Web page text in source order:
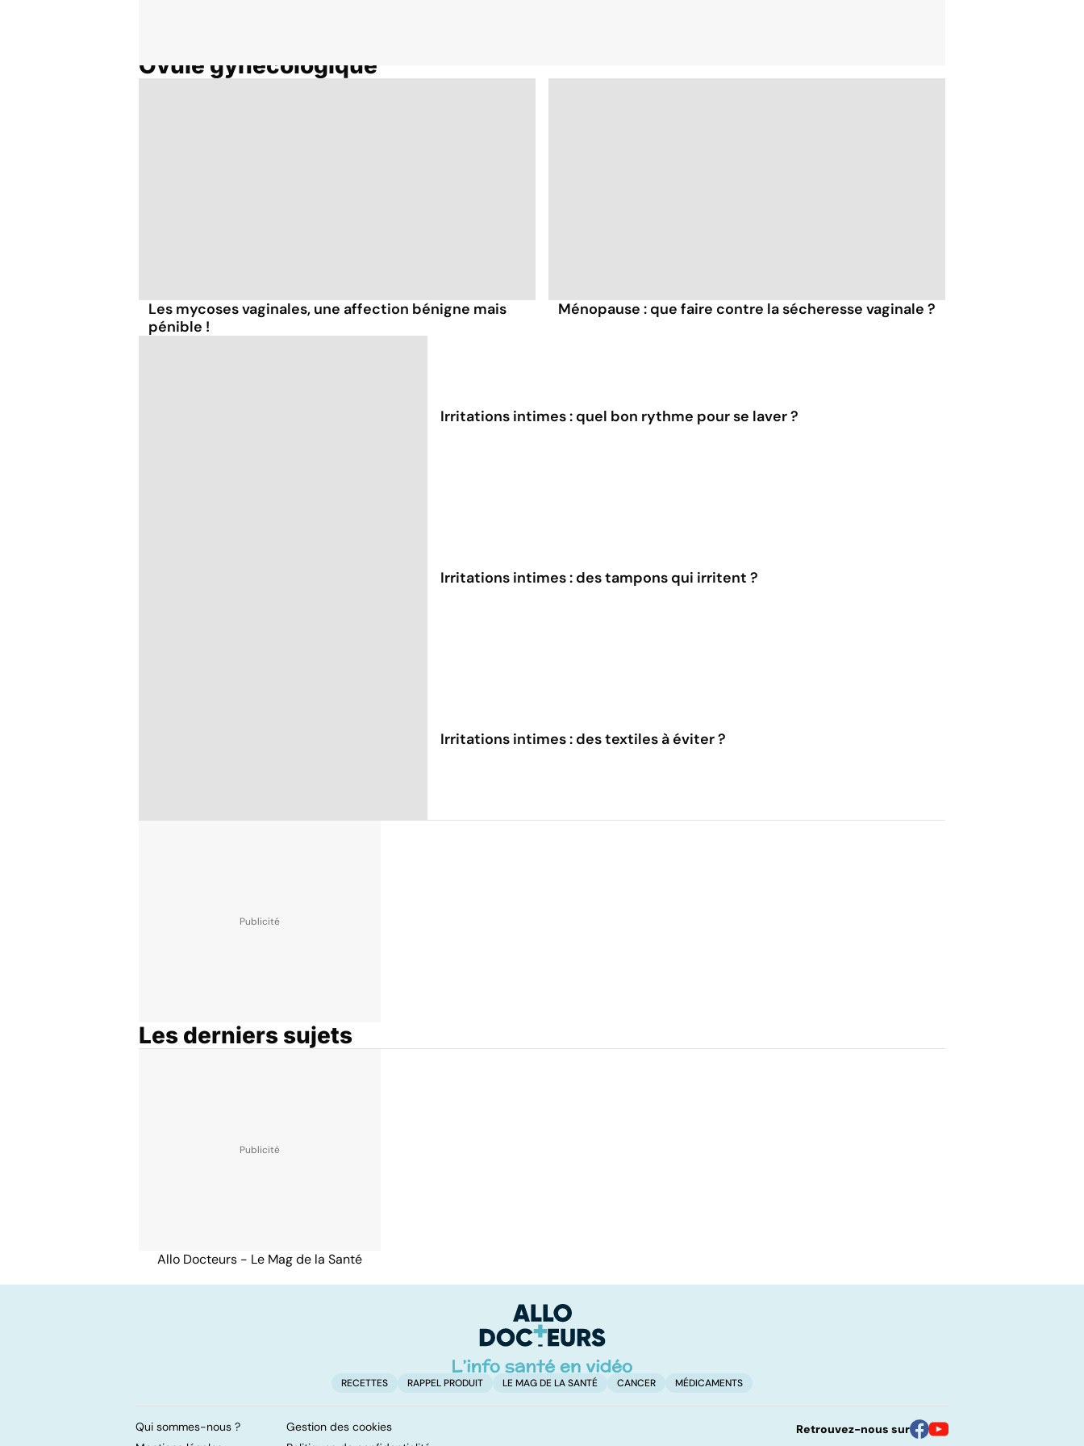
Ovule gynécologique
Les mycoses vaginales, une affection bénigne mais
pénible !
Ménopause : que faire contre la sécheresse vaginale ?
Irritations intimes : quel bon rythme pour se laver ?
Irritations intimes : des tampons qui irritent ?
Irritations intimes : des textiles à éviter ?
Les derniers sujets
Allo Docteurs - Le Mag de la Santé
RECETTES RAPPEL PRODUIT LE MAG DE LA SANTÉ CANCER MÉDICAMENTS
Qui sommes-nous ?
Gestion des cookies
Retrouvez-nous sur